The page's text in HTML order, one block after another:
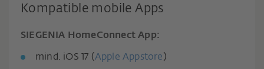
Kompatible mobile Apps
SIEGENIA HomeConnect App:
mind. iOS 17 (Apple Appstore )